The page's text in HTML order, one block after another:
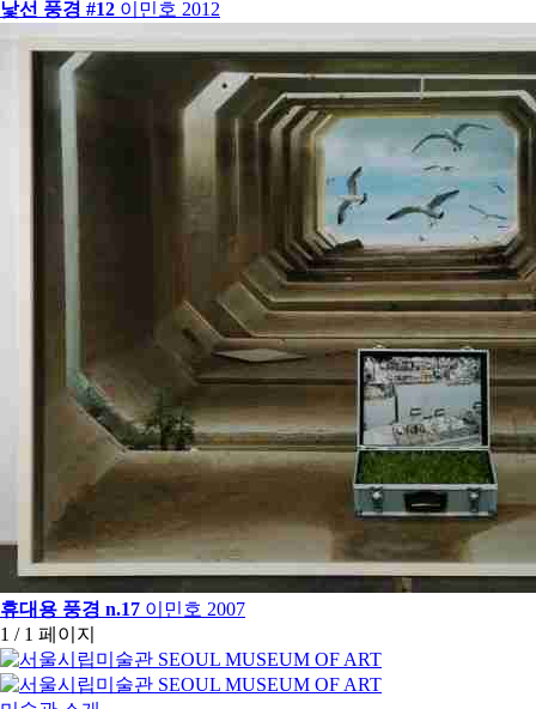
낯선 풍경 #12 이민호 2012
휴대용 풍경 n.17 이민호 2007
1 / 1 페이지